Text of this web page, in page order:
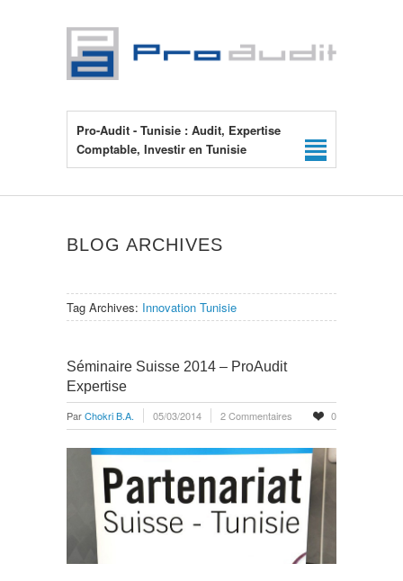
Pro-Audit - Tunisie : Audit, Expertise
Comptable, Investir en Tunisie
BLOG ARCHIVES
Tag Archives: Innovation Tunisie
Séminaire Suisse 2014 – ProAudit
Expertise
ParChokri B.A. 05/03/2014 2 Commentaires 0